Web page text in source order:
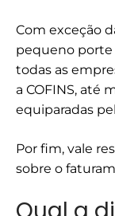
Com exceção
pequeno porte
todas as
a COFINS, até
equiparadas
Por fim, vale
sobre o